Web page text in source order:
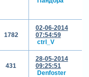
1782
02-06-2014
07:54:59
ctrl_V
431
28-05-2014
09:25:51
Denfoster